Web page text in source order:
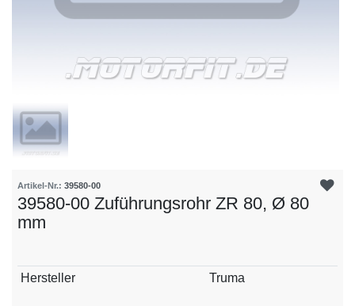
Artikel-Nr.: 39580-00
39580-00 Zuführungsrohr ZR 80, Ø 80
mm
Technisches
Wert
Hersteller Truma